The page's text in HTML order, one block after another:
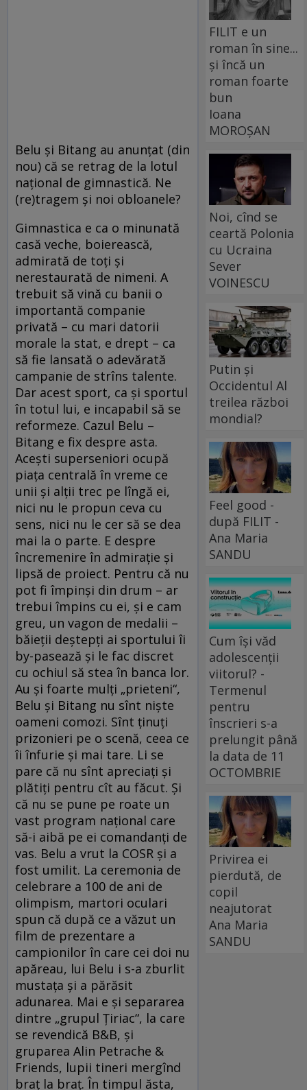
Belu şi Bitang au anunţat (din
nou) că se retrag de la lotul
naţional de gimnastică. Ne
(re)tragem şi noi obloanele?
Gimnastica e ca o minunată
casă veche, boierească,
admirată de toţi şi
nerestaurată de nimeni. A
trebuit să vină cu banii o
importantă companie
privată – cu mari datorii
morale la stat, e drept – ca
să fie lansată o adevărată
campanie de strîns talente.
Dar acest sport, ca şi sportul
în totul lui, e incapabil să se
reformeze. Cazul Belu –
Bitang e fix despre asta.
Aceşti superseniori ocupă
piaţa centrală în vreme ce
unii şi alţii trec pe lîngă ei,
nici nu le propun ceva cu
sens, nici nu le cer să se dea
mai la o parte. E despre
încremenire în admiraţie şi
lipsă de proiect. Pentru că nu
pot fi împinşi din drum – ar
trebui împins cu ei, şi e cam
greu, un vagon de medalii –
băieţii deştepţi ai sportului îi
by-pasează şi le fac discret
cu ochiul să stea în banca lor.
Au şi foarte mulţi „prieteni“,
Belu şi Bitang nu sînt nişte
oameni comozi. Sînt ţinuţi
prizonieri pe o scenă, ceea ce
îi înfurie şi mai tare. Li se
pare că nu sînt apreciaţi şi
plătiţi pentru cît au făcut. Şi
că nu se pune pe roate un
vast program naţional care
să-i aibă pe ei comandanţi de
vas. Belu a vrut la COSR şi a
fost umilit. La ceremonia de
celebrare a 100 de ani de
olimpism, martori oculari
spun că după ce a văzut un
film de prezentare a
campionilor în care cei doi nu
apăreau, lui Belu i s-a zburlit
mustaţa şi a părăsit
adunarea. Mai e şi separarea
dintre „grupul Ţiriac“, la care
se revendică B&B, şi
gruparea Alin Petrache &
Friends, lupii tineri mergînd
braţ la braţ. În timpul ăsta,
FILIT e un
roman în sine...
și încă un
roman foarte
bun
Ioana
MOROȘAN
Noi, cînd se
ceartă Polonia
cu Ucraina
Sever
VOINESCU
Putin și
Occidentul Al
treilea război
mondial?
Feel good -
după FILIT -
Ana Maria
SANDU
Cum își văd
adolescenții
viitorul? -
Termenul
pentru
înscrieri s-a
prelungit până
la data de 11
OCTOMBRIE
Privirea ei
pierdută, de
copil
neajutorat
Ana Maria
SANDU